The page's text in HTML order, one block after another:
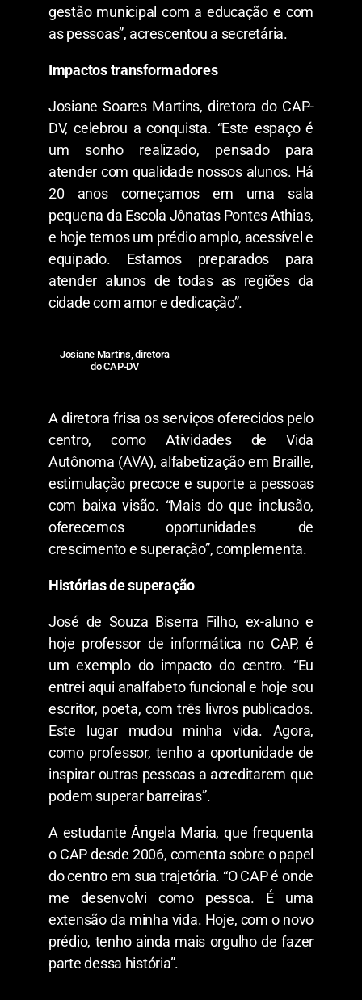
gestão municipal com a educação e com
as pessoas”, acrescentou a secretária.
Impactos transformadores
Josiane Soares Martins, diretora do CAP-
DV, celebrou a conquista. “Este espaço é
um sonho realizado, pensado para
atender com qualidade nossos alunos. Há
20 anos começamos em uma sala
pequena da Escola Jônatas Pontes Athias,
e hoje temos um prédio amplo, acessível e
equipado. Estamos preparados para
atender alunos de todas as regiões da
cidade com amor e dedicação”.
Josiane Martins, diretora
do CAP-DV
A diretora frisa os serviços oferecidos pelo
centro, como Atividades de Vida
Autônoma (AVA), alfabetização em Braille,
estimulação precoce e suporte a pessoas
com baixa visão. “Mais do que inclusão,
oferecemos oportunidades de
crescimento e superação”, complementa.
Histórias de superação
José de Souza Biserra Filho, ex-aluno e
hoje professor de informática no CAP, é
um exemplo do impacto do centro. “Eu
entrei aqui analfabeto funcional e hoje sou
escritor, poeta, com três livros publicados.
Este lugar mudou minha vida. Agora,
como professor, tenho a oportunidade de
inspirar outras pessoas a acreditarem que
podem superar barreiras”.
A estudante Ângela Maria, que frequenta
o CAP desde 2006, comenta sobre o papel
do centro em sua trajetória. “O CAP é onde
me desenvolvi como pessoa. É uma
extensão da minha vida. Hoje, com o novo
prédio, tenho ainda mais orgulho de fazer
parte dessa história”.